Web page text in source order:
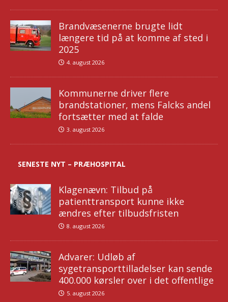
Brandvæsenerne brugte lidt
længere tid på at komme af sted i
2025
4. august 2026
Kommunerne driver flere
brandstationer, mens Falcks andel
fortsætter med at falde
3. august 2026
SENESTE NYT – PRÆHOSPITAL
Klagenævn: Tilbud på
patienttransport kunne ikke
ændres efter tilbudsfristen
8. august 2026
Advarer: Udløb af
sygetransporttilladelser kan sende
400.000 kørsler over i det offentlige
5. august 2026